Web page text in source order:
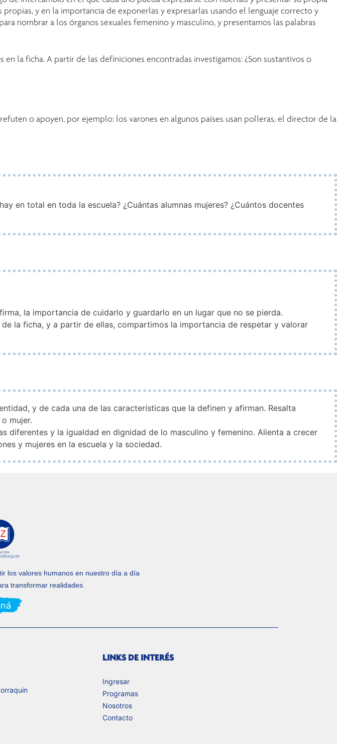
y en la importancia de exponerlas y expresarlas usando el lenguaje correcto y
nombrar a los órganos sexuales femenino y masculino, y presentamos las palabras
la ficha. A partir de las definiciones encontradas investigamos: ¿Son sustantivos o
o apoyen, por ejemplo: los varones en algunos países usan polleras, el director de la
en total en toda la escuela? ¿Cuántas alumnas mujeres? ¿Cuántos docentes
la importancia de cuidarlo y guardarlo en un lugar que no se pierda.
la ficha, y a partir de ellas, compartimos la importancia de respetar y valorar
y de cada una de las características que la definen y afirman. Resalta
mujer.
diferentes y la igualdad en dignidad de lo masculino y femenino. Alienta a crecer
y mujeres en la escuela y la sociedad.
los valores humanos en nuestro día a día
transformar realidades.
LINKS DE INTERÉS
Ingresar
Programas
Nosotros
Contacto